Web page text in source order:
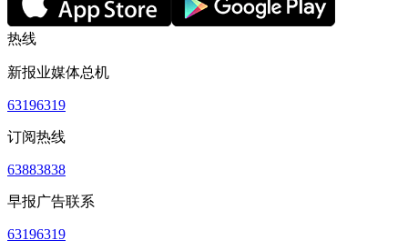
热线
新报业媒体总机
63196319
订阅热线
63883838
早报广告联系
63196319